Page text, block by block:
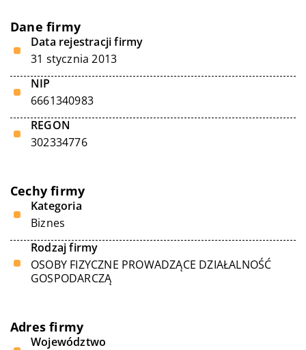
Dane firmy
Data rejestracji firmy
31 stycznia 2013
NIP
6661340983
REGON
302334776
Cechy firmy
Kategoria
Biznes
Rodzaj firmy
OSOBY FIZYCZNE PROWADZĄCE DZIAŁALNOŚĆ
GOSPODARCZĄ
Adres firmy
Województwo